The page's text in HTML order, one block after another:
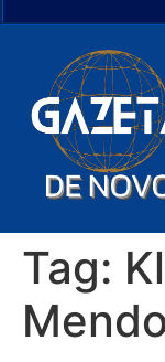
Tag: